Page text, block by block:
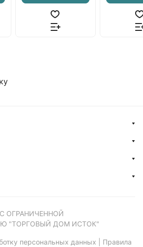
ОГРАНИЧЕННОЙ
"ТОРГОВЫЙ ДОМ ИСТОК"
персональных данных Правила